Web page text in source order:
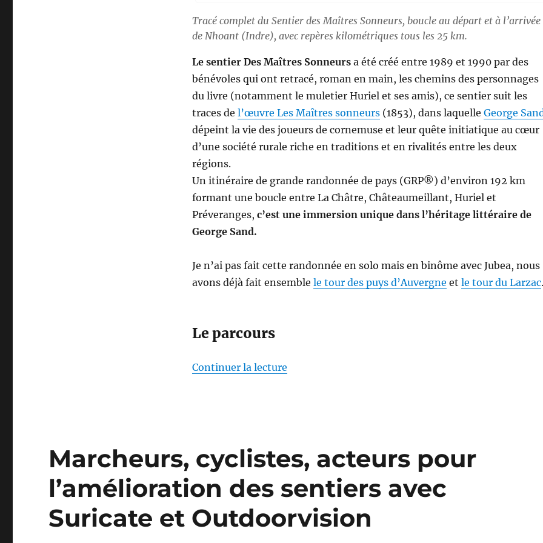
Tracé complet du Sentier des Maîtres Sonneurs, boucle au départ et à l’arrivée
de Nhoant (Indre), avec repères kilométriques tous les 25 km.
Le sentier Des Maîtres Sonneursa été créé entre 1989 et 1990 par des
bénévoles qui ont retracé, roman en main, les chemins des personnages
du livre (notamment le muletier Huriel et ses amis), ce sentier suit les
traces de l’œuvre Les Maîtres sonneurs(1853), dans laquelle George
dépeint la vie des joueurs de cornemuse et leur quête initiatique au cœur
d’une société rurale riche en traditions et en rivalités entre les deux
régions.
Un itinéraire de grande randonnée de pays (GRP®) d’environ 192 km
formant une boucle entre La Châtre, Châteaumeillant, Huriel et
Préveranges, c’est une immersion unique dans l’héritage littéraire de
George Sand.
Je n’ai pas fait cette randonnée en solo mais en binôme avec Jubea, nous
avons déjà fait ensemble le tour des puys d’Auvergne et le tour du Larzac.
Le parcours
Continuer la lecturede « S26E04 – Randonner sur les Pas des Maîtres
Marcheurs, cyclistes, acteurs pour
l’amélioration des sentiers avec
Suricate et Outdoorvision